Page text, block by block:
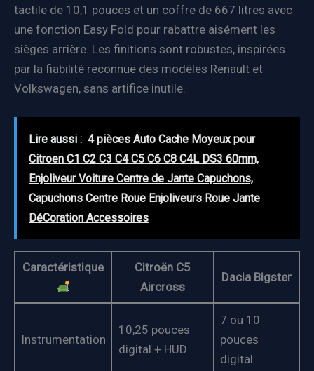
tactile de 10,1 pouces et un coffre de 667 litres avec
une fonction Easy Fold pour rabattre aisément les
sièges arrière. Les finitions sont robustes, inspirées
par la fiabilité reconnue des modèles Renault et
Volkswagen, sans artifice inutile.
Lire aussi : 4 pièces Auto Cache Moyeux pour
Citroen C1 C2 C3 C4 C5 C6 C8 C4L DS3 60mm,
Enjoliveur Voiture Centre de Jante Capuchons,
Capuchons Centre Roue Enjoliveurs Roue Jante
DéCoration Accessoires
Caractéristique
Citroën C5
Aircross
Dacia Bigster
Instrumentation
10,25 pouces
digital + HUD
7 ou 10
pouces
digital